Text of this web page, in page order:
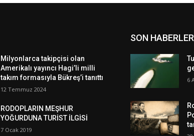
Milyonlarca takipçisi olan
Amerikalı yayıncı Hagi’li milli
takım formasıyla Bükreş’i tanıttı
12 Temmuz 2024
RODOPLARIN MEŞHUR
YOĞURDUNA TURİST İLGİSİ
7 Ocak 2019
SON HABERLER
6